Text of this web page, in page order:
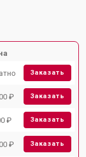
Заказать
₽ Заказать
₽ Заказать
₽ Заказать